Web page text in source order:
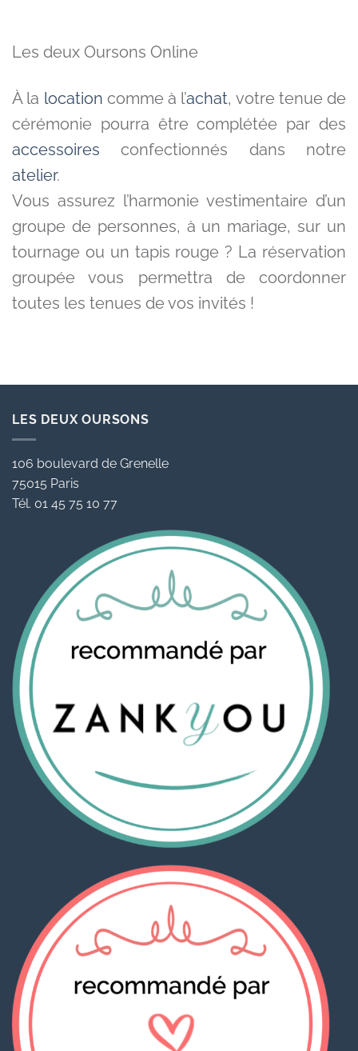
Les deux Oursons Online
À la location comme à l’achat, votre tenue de
cérémonie pourra être complétée par des
accessoires confectionnés dans notre
atelier.
Vous assurez l’harmonie vestimentaire d’un
groupe de personnes, à un mariage, sur un
tournage ou un tapis rouge ? La réservation
groupée vous permettra de coordonner
toutes les tenues de vos invités !
LES DEUX OURSONS
106 boulevard de Grenelle
75015 Paris
Tél. 01 45 75 10 77